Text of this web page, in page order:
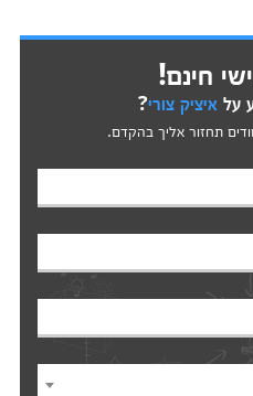
חינם!
עלאיציק צורי?
תחזור אליך בהקדם.